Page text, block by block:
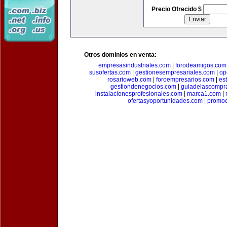
Precio Ofrecido $
Otros dominios en venta:
empresasindustriales.com| forodeamigos.com
susofertas.com| gestionesempresariales.com|
rosarioweb.com
foroempresarios.com
gestiondenegocios.com
instalacionesprofesionales.com| marca1.com|
ofertasyoportunidades.com|